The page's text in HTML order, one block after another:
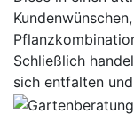
Schließlich
sich entfalten